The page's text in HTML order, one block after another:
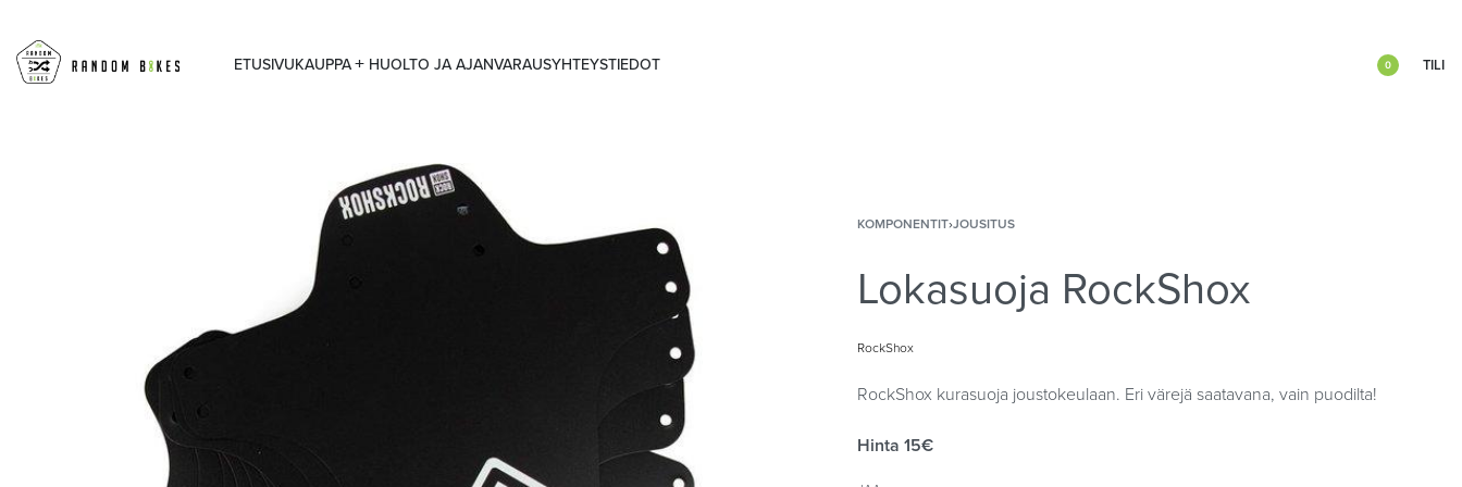
ETUSIVUKAUPPA HUOLTO JA AJANVARAUSYHTEYSTIEDOT 0 TILI
KOMPONENTIT›JOUSITUS
Lokasuoja RockShox
RockShox
RockShox kurasuoja joustokeulaan. Eri värejä saatavana, vain puodilta!
Hinta 15€